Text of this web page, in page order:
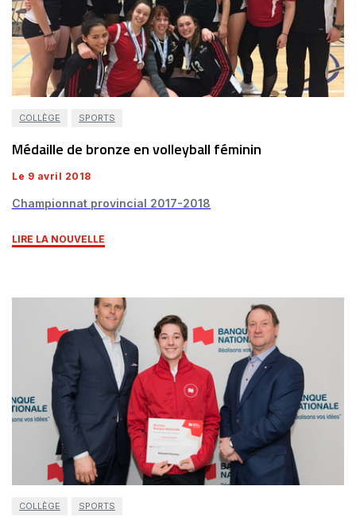
COLLÈGE SPORTS
Médaille de bronze en volleyball féminin
Le 9 avril 2018
Championnat provincial 2017-2018
LIRE LA NOUVELLE
COLLÈGE SPORTS